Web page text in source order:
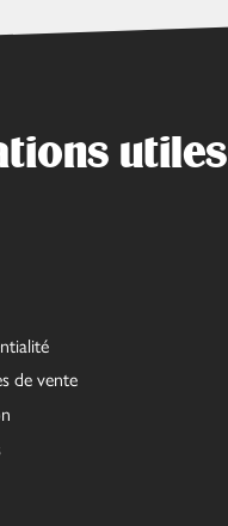
utiles
de vente